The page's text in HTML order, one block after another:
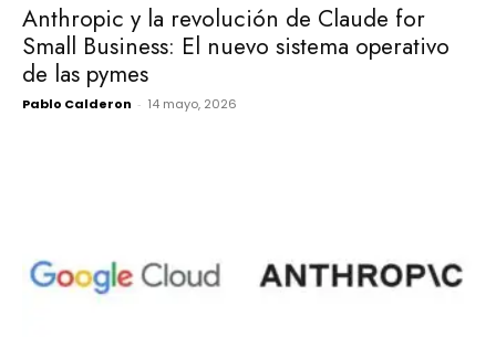
Anthropic y la revolución de Claude for
Small Business: El nuevo sistema operativo
de las pymes
Pablo Calderon - 14 mayo, 2026